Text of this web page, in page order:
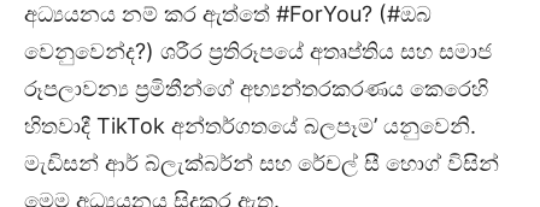
අධ්‍යයනය නම් කර ඇත්තේ #ForYou? (#ඔබ
වෙනුවෙන්ද?) ශරීර ප්‍රතිරූපයේ අතෘප්තිය සහ සමාජ
රූපලාවන්‍ය ප්‍රමිතීන්ගේ අභ්‍යන්තරකරණය කෙරෙහි
හිතවාදී TikTok අන්තර්ගතයේ බලපෑම’ යනුවෙනි.
මැඩිසන් ආර් බ්ලැක්බර්න් සහ රේචල් සී හොග් විසින්
මෙම අධ්‍යයනය සිදුකර ඇත.